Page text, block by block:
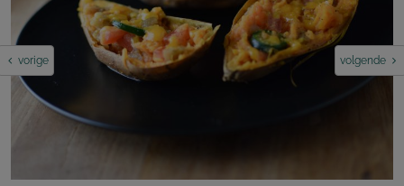
vorige volgende